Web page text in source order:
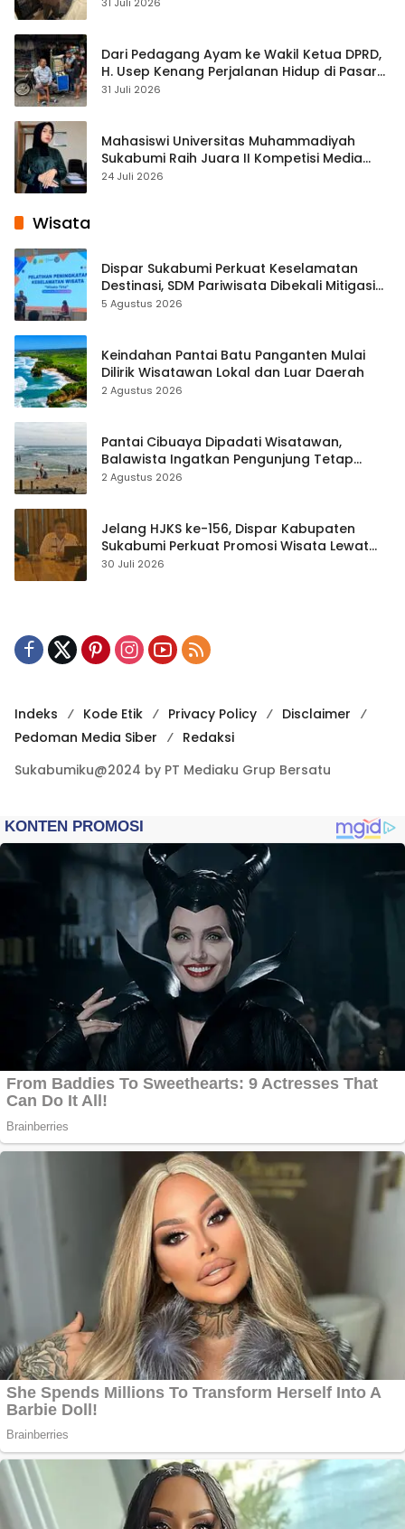
Dari Pedagang Ayam ke Wakil Ketua DPRD,
H. Usep Kenang Perjalanan Hidup di Pasar
Cisaat
31 Juli 2026
Mahasiswi Universitas Muhammadiyah
Sukabumi Raih Juara II Kompetisi Media
Pembelajaran Digital Tingkat Internasional
24 Juli 2026
Wisata
Dispar Sukabumi Perkuat Keselamatan
Destinasi, SDM Pariwisata Dibekali Mitigasi
hingga Teknik Evakuasi
5 Agustus 2026
Keindahan Pantai Batu Panganten Mulai
Dilirik Wisatawan Lokal dan Luar Daerah
2 Agustus 2026
Pantai Cibuaya Dipadati Wisatawan,
Balawista Ingatkan Pengunjung Tetap
Waspada
2 Agustus 2026
Jelang HJKS ke-156, Dispar Kabupaten
Sukabumi Perkuat Promosi Wisata Lewat
Publikasi Digital
30 Juli 2026
Indeks Kode Etik Privacy Policy
Disclaimer
Pedoman Media Siber
Redaksi
Sukabumiku@2024 by PT Mediaku Grup Bersatu